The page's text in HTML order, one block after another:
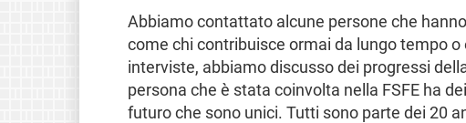
Abbiamo contattato alcune persone che
come chi contribuisce ormai da lungo tempo
interviste, abbiamo discusso dei progressi
persona che è stata coinvolta nella FSFE ha
futuro che sono unici. Tutti sono parte dei 20